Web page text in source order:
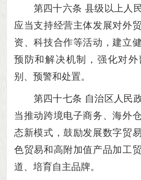
第四十六条 县级以上人
应当支持经营主体发展对外
资、科技合作等活动，建立
预防和解决机制，强化对
别、预警和处置。
第四十七条 自治区人民
当推动跨境电子商务、海外
态新模式，鼓励发展数字贸
色贸易和高附加值产品加工
道、培育自主品牌。